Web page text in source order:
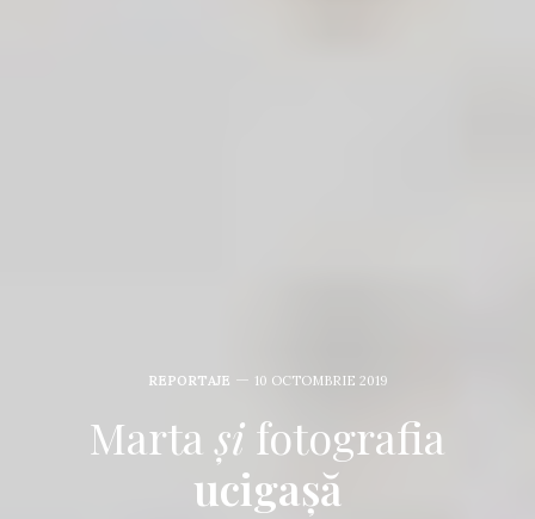
REPORTAJE 10 OCTOMBRIE 2019
Martași fotografia
ucigașă